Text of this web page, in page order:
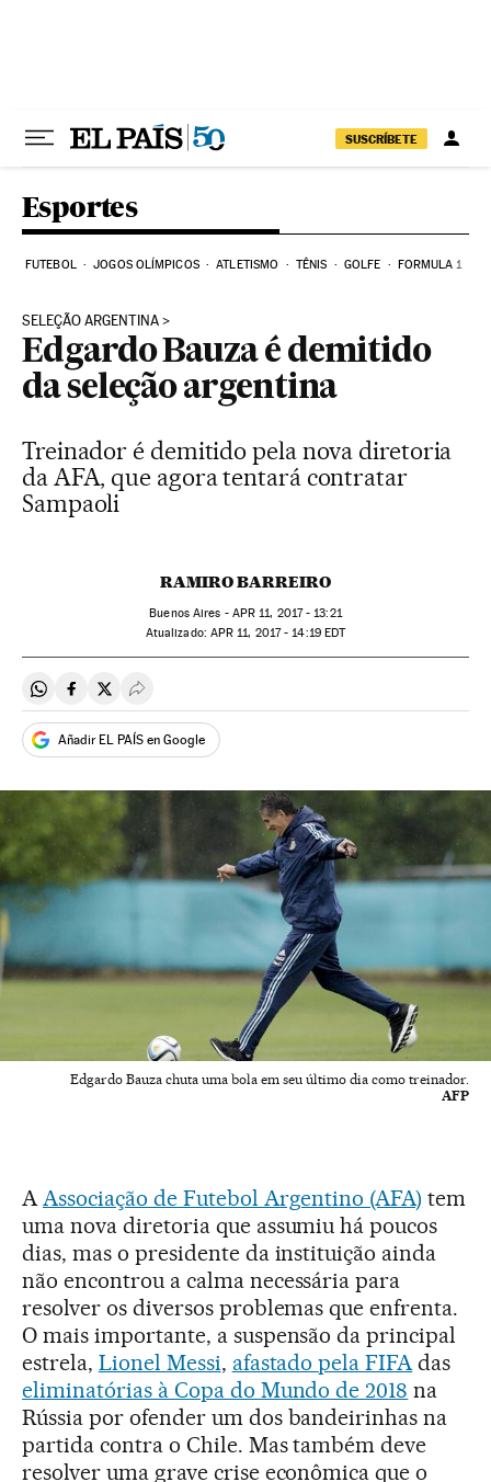
SUSCRÍBETE
Esportes
FUTEBOL JOGOS OLÍMPICOS ATLETISMO TÊNIS GOLFE FORMULA 1
SELEÇÃO ARGENTINA
Edgardo Bauza é demitido
da seleção argentina
Treinador é demitido pela nova diretoria
da AFA, que agora tentará contratar
Sampaoli
RAMIRO BARREIRO
Buenos Aires - APR 11, 2017 - 13:21
atualizado: APR 11, 2017 - 14:19EDT
Compartir en Whatsapp
Compartir en Facebook
Compartir en Twitter
Desplegar Redes Sociales
Añadir EL PAÍS en Google
Edgardo Bauza chuta uma bola em seu último dia como treinador.
AFP
AAssociação de Futebol Argentino (AFA) tem
uma nova diretoria que assumiu há poucos
dias, mas o presidente da instituição ainda
não encontrou a calma necessária para
resolver os diversos problemas que enfrenta.
O mais importante, a suspensão da principal
estrela, Lionel Messi, afastado pela FIFAdas
eliminatórias à Copa do Mundo de 2018 na
Rússia por ofender um dos bandeirinhas na
partida contra o Chile. Mas também deve
resolver uma grave crise econômica que o